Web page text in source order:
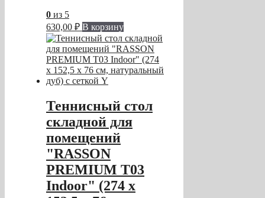
0 из 5
630,00 ₽ В корзину
Теннисный стол
складной для
помещений
"RASSON
PREMIUM T03
Indoor" (274 х